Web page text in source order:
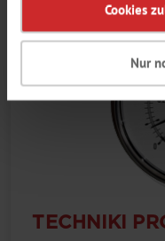
Cookies
Nur
TECHNIKI